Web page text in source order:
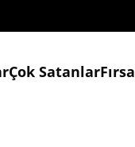
Çok Satanlar